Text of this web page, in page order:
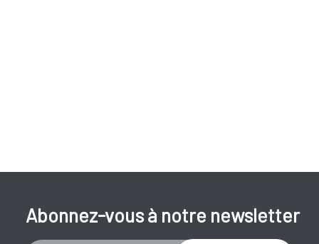
Abonnez-vous à notre newsletter